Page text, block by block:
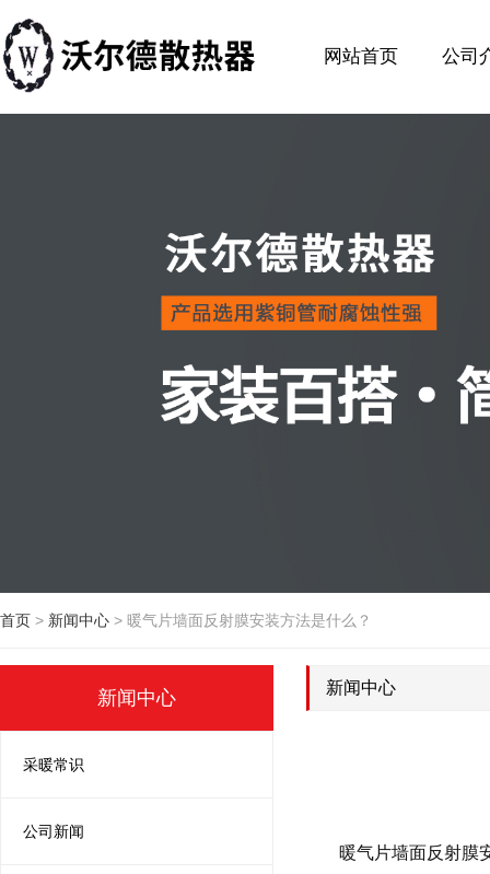
网站首页 公司
首页 > 新闻中心 > 暖气片墙面反射膜安装方法是什么？
新闻中心
采暖常识
公司新闻
新闻中心
暖气片墙面反射膜